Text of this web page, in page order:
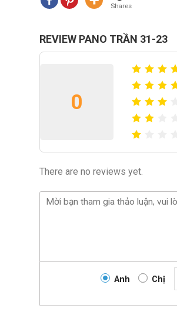
Shares
REVIEW PANO TRẦN 31-23
0
There are no reviews yet.
Anh Chị